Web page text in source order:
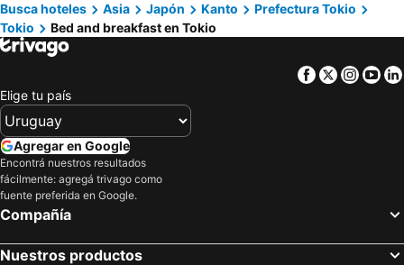
Zushi, bed and breakfasts
Hayama, bed and breakfasts
Hachioji, bed and breakfasts
Kasukabe, bed and breakfasts
Joso, bed and breakfasts
Ichihara, bed and breakfasts
Ichikawa, bed and breakfasts
Yokosuka, bed and breakfasts
Futtsu, bed and breakfasts
Kawaguchi, bed and breakfasts
Yashio, bed and breakfasts
Kashiwa, bed and breakfasts
Okegawa, bed and breakfasts
Busca hoteles Asia Japón Kanto
Prefectura Tokio
Tokio
Bed and breakfast en Tokio
Facebook
Twitter
Elige tu país
Agregar en Google
Encontrá nuestros resultados
fácilmente: agregá trivago como
fuente preferida en Google.
Compañía
Nuestros productos